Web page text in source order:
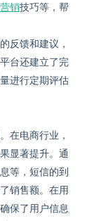
销技巧等，帮
反馈和建议，
台还建立了完
进行定期评估
在电商行业，
显著提升。通
等，短信的到
销售额。在用
保了用户信息